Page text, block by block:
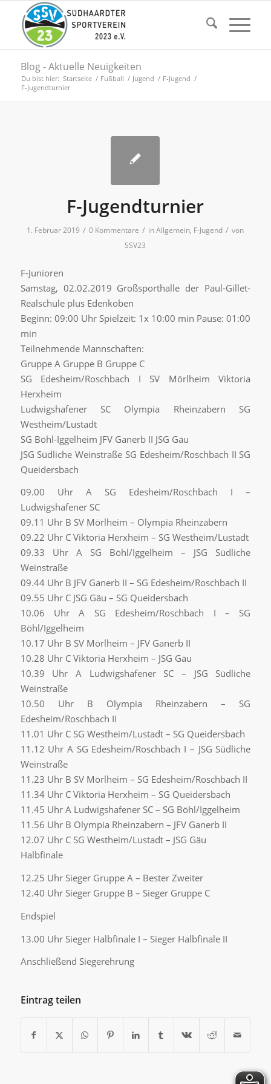
Blog - Aktuelle Neuigkeiten
Du bist hier: Startseite / Fußball / Jugend / F-Jugend /
F-Jugendturnier
F-Jugendturnier
1. Februar 2019 / 0 Kommentare / inAllgemein, F-Jugend / von
SSV23
F-Junioren
Samstag, 02.02.2019 Großsporthalle der Paul-Gillet-
Realschule plus Edenkoben
Beginn: 09:00 Uhr Spielzeit: 1x 10:00 min Pause: 01:00
min
Teilnehmende Mannschaften:
Gruppe A Gruppe B Gruppe C
SG Edesheim/Roschbach I SV Mörlheim Viktoria
Herxheim
Ludwigshafener SC Olympia Rheinzabern SG
Westheim/Lustadt
SG Böhl-Iggelheim JFV Ganerb II JSG Gäu
JSG Südliche Weinstraße SG Edesheim/Roschbach II SG
Queidersbach
09.00 Uhr A SG Edesheim/Roschbach I –
Ludwigshafener SC
09.11 Uhr B SV Mörlheim – Olympia Rheinzabern
09.22 Uhr C Viktoria Herxheim – SG Westheim/Lustadt
09.33 Uhr A SG Böhl/Iggelheim – JSG Südliche
Weinstraße
09.44 Uhr B JFV Ganerb II – SG Edesheim/Roschbach II
09.55 Uhr C JSG Gäu – SG Queidersbach
10.06 Uhr A SG Edesheim/Roschbach I – SG
Böhl/Iggelheim
10.17 Uhr B SV Mörlheim – JFV Ganerb II
10.28 Uhr C Viktoria Herxheim – JSG Gäu
10.39 Uhr A Ludwigshafener SC – JSG Südliche
Weinstraße
10.50 Uhr B Olympia Rheinzabern – SG
Edesheim/Roschbach II
11.01 Uhr C SG Westheim/Lustadt – SG Queidersbach
11.12 Uhr A SG Edesheim/Roschbach I – JSG Südliche
Weinstraße
11.23 Uhr B SV Mörlheim – SG Edesheim/Roschbach II
11.34 Uhr C Viktoria Herxheim – SG Queidersbach
11.45 Uhr A Ludwigshafener SC – SG Böhl/Iggelheim
11.56 Uhr B Olympia Rheinzabern – JFV Ganerb II
12.07 Uhr C SG Westheim/Lustadt – JSG Gäu
Halbfinale
12.25 Uhr Sieger Gruppe A – Bester Zweiter
12.40 Uhr Sieger Gruppe B – Sieger Gruppe C
Endspiel
13.00 Uhr Sieger Halbfinale I – Sieger Halbfinale II
Anschließend Siegerehrung
Eintrag teilen